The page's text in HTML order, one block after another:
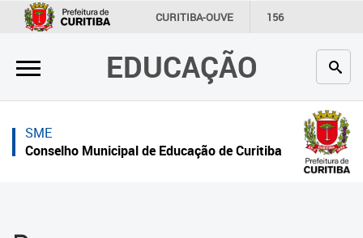
CURITIBA-OUVE 156
INFORMAÇÃO SECRETARIAS
EDUCAÇÃO
×
Inicial
Secretaria
Profissionais da educação
×
Inicial
Inicial
Secretaria
SME
Conselho Municipal de Educação de Curitiba